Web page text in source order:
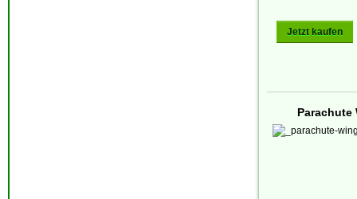
Jetzt kaufen
Parachute